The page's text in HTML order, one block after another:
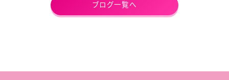
ブログ一覧へ